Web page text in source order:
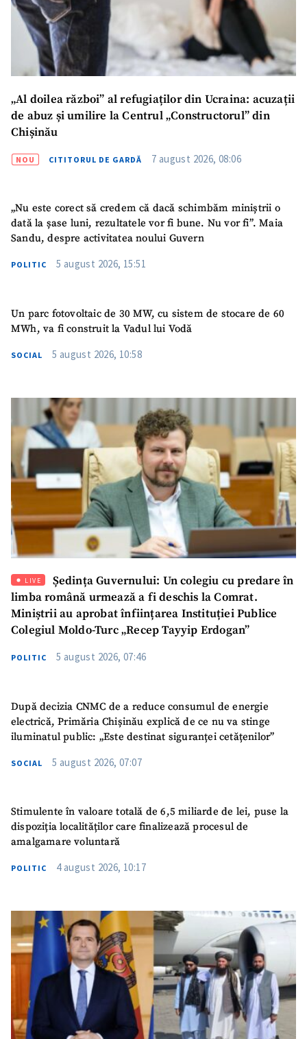
SUSȚINE
„Al doilea război” al refugiaților din Ucraina: acuzații
de abuz și umilire la Centrul „Constructorul” din
Chișinău
NOU CITITORUL DE GARDĂ 7 august 2026, 08:06
„Nu este corect să credem că dacă schimbăm miniștrii o
dată la șase luni, rezultatele vor fi bune. Nu vor fi”. Maia
Sandu, despre activitatea noului Guvern
POLITIC 5 august 2026, 15:51
Un parc fotovoltaic de 30 MW, cu sistem de stocare de 60
MWh, va fi construit la Vadul lui Vodă
SOCIAL 5 august 2026, 10:58
LIVE
Ședința Guvernului: Un colegiu cu predare în
limba română urmează a fi deschis la Comrat.
Miniștrii au aprobat înființarea Instituției Publice
Colegiul Moldo-Turc „Recep Tayyip Erdogan”
POLITIC 5 august 2026, 07:46
După decizia CNMC de a reduce consumul de energie
electrică, Primăria Chișinău explică de ce nu va stinge
iluminatul public: „Este destinat siguranței cetățenilor”
SOCIAL 5 august 2026, 07:07
Stimulente în valoare totală de 6,5 miliarde de lei, puse la
dispoziția localităților care finalizează procesul de
amalgamare voluntară
POLITIC 4 august 2026, 10:17
Mesajul știrei
+ Mesajul știrei
CONTACT SURSĂ
Nume+ Numele meu
Telefon
+ Telefon personal
Am citit și sunt de
TRIMITE ȘTIREA